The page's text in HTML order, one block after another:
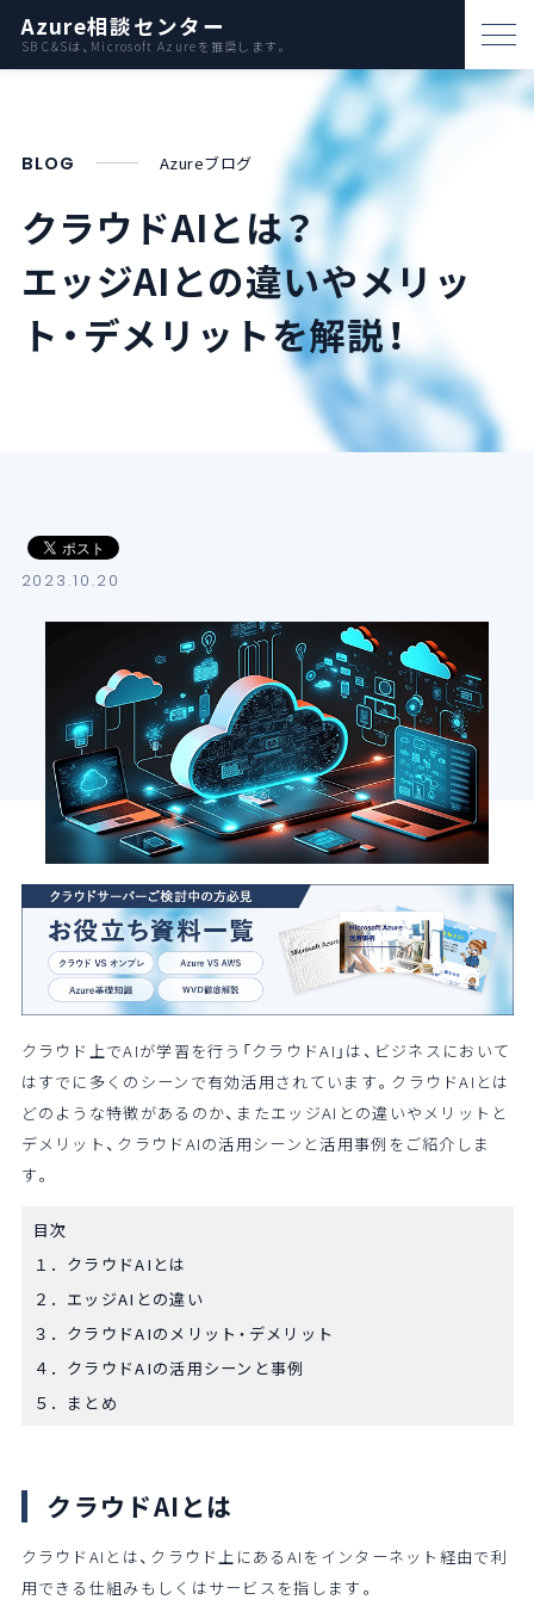
Azure相談センター
SB C&Sは、Microsoft Azureを推奨します。
パートナー支援
資料ダウンロード
お問い合わせ
Azureとは
AWS比較
ブログ
イベント・セミナー
よくある質問
SB C&Sの強み
BLOG Azureブログ
クラウドAIとは？
エッジAIとの違いやメリッ
ト・デメリットを解説！
2023.10.20
クラウド上でAIが学習を行う「クラウドAI」は、ビジネスにおいて
はすでに多くのシーンで有効活用されています。クラウドAIとは
どのような特徴があるのか、またエッジAIとの違いやメリットと
デメリット、クラウドAIの活用シーンと活用事例をご紹介しま
す。
目次
１．クラウドAIとは
２．エッジAIとの違い
３．クラウドAIのメリット・デメリット
４．クラウドAIの活用シーンと事例
５．まとめ
クラウドAIとは
クラウドAIとは、クラウド上にあるAIをインターネット経由で利
用できる仕組みもしくはサービスを指します。